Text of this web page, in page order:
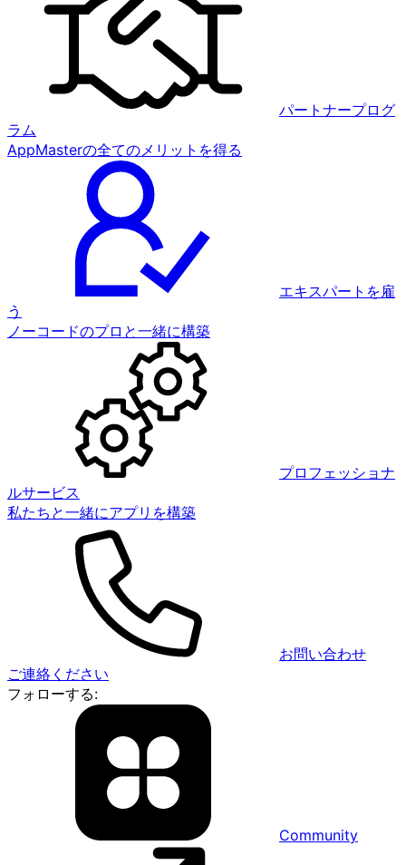
パートナープログ
ラム
AppMasterの全てのメリットを得る
エキスパートを雇
う
ノーコードのプロと一緒に構築
プロフェッショナ
ルサービス
私たちと一緒にアプリを構築
お問い合わせ
ご連絡ください
フォローする:
Community